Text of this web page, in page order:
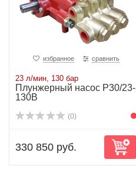
избранное сравнить
23 л/мин, 130 бар
Плунжерный насос P30/23-
130B
(0)
330 850 руб.